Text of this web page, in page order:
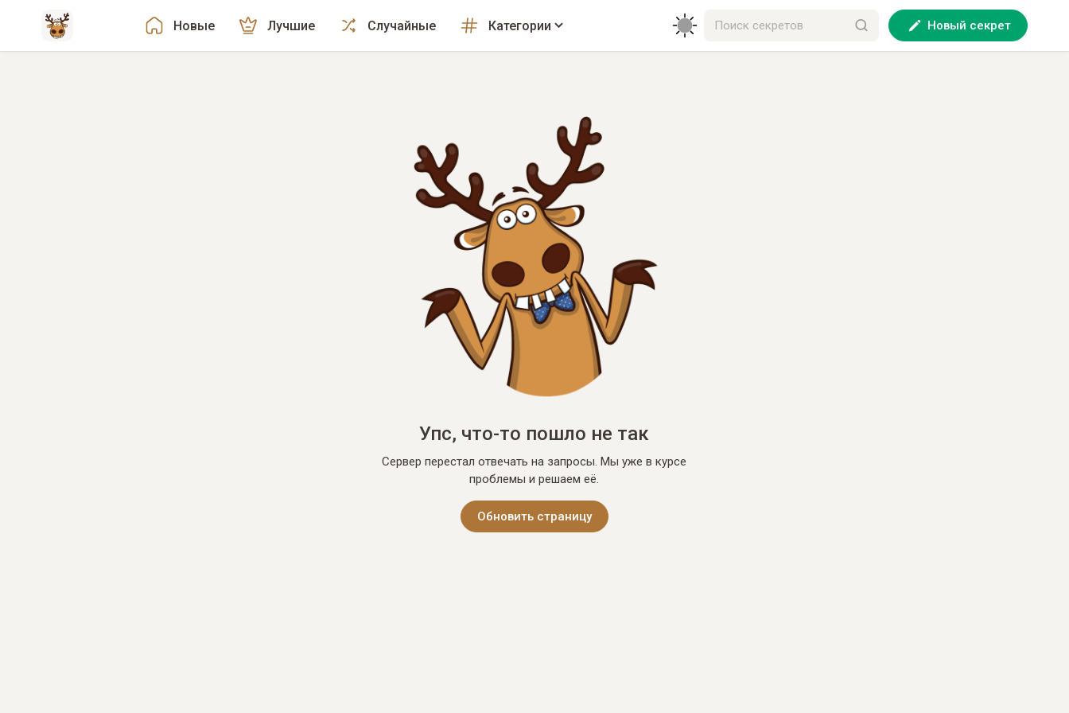
Новые Лучшие Случайные Категории Новый секрет
Упс, что-то пошло не так
Сервер перестал отвечать на запросы. Мы уже в курсе
проблемы и решаем её.
Обновить страницу